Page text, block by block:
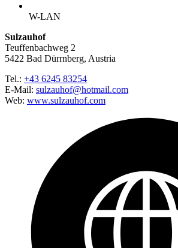
W-LAN
Sulzauhof
Teuffenbachweg 2
5422 Bad Dürrnberg, Austria
Tel.: +43 6245 83254
E-Mail: sulzauhof@hotmail.com
Web: www.sulzauhof.com